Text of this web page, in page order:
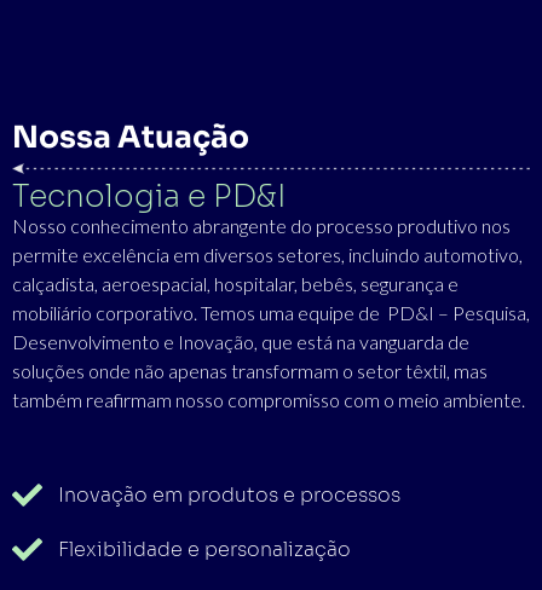
Nossa Atuação
Tecnologia e PD&I
Nosso conhecimento abrangente do processo produtivo nos
permite excelência em diversos setores, incluindo automotivo,
calçadista, aeroespacial, hospitalar, bebês, segurança e
mobiliário corporativo. Temos uma equipe de PD&I – Pesquisa,
Desenvolvimento e Inovação, que está na vanguarda de
soluções onde não apenas transformam o setor têxtil, mas
também reafirmam nosso compromisso com o meio ambiente.
Inovação em produtos e processos
Flexibilidade e personalização